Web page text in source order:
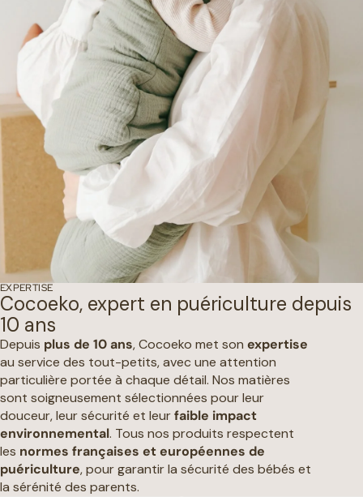
EXPERTISE
Cocoeko, expert en puériculture depuis
10 ans
Depuis plus de 10 ans, Cocoeko met son expertise
au service des tout-petits, avec une attention
particulière portée à chaque détail. Nos matières
sont soigneusement sélectionnées pour leur
douceur, leur sécurité et leurfaible impact
environnemental. Tous nos produits respectent
les normes françaises et européennes de
puériculture, pour garantir la sécurité des bébés et
la sérénité des parents.